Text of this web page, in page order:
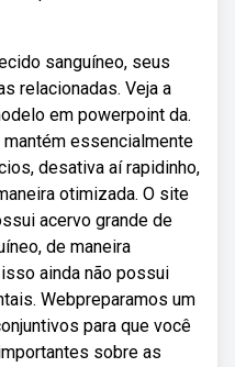
sanguíneo, seus
relacionadas. Veja a
em powerpoint da.
essencialmente
desativa aí rapidinho,
otimizada. O site
acervo grande de
de maneira
ainda não possui
Webpreparamos um
para que você
sobre as